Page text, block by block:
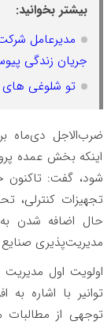
بیشتر بخوانید:
مدیرعامل
جریان زندگی
تو شلوغی های
ضرب‌الاجل دی‌ماه
اینکه بخش عمده
حال اضافه شدن
مدیریت‌پذیری
اولویت اول مدیریت
توانیر با اشاره
توجهی از مطالبات